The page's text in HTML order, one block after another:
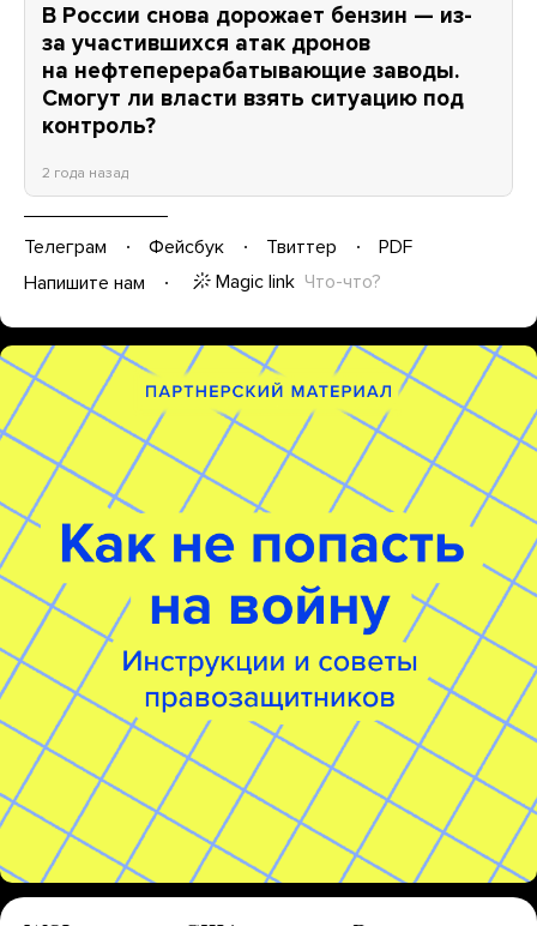
В России снова дорожает бензин — из-
за участившихся атак дронов
на нефтеперерабатывающие заводы.
Смогут ли власти взять ситуацию под
контроль?
2 года назад
Телеграм Фейсбук Твиттер
PDF
Напишите нам
Magic link Что-что?